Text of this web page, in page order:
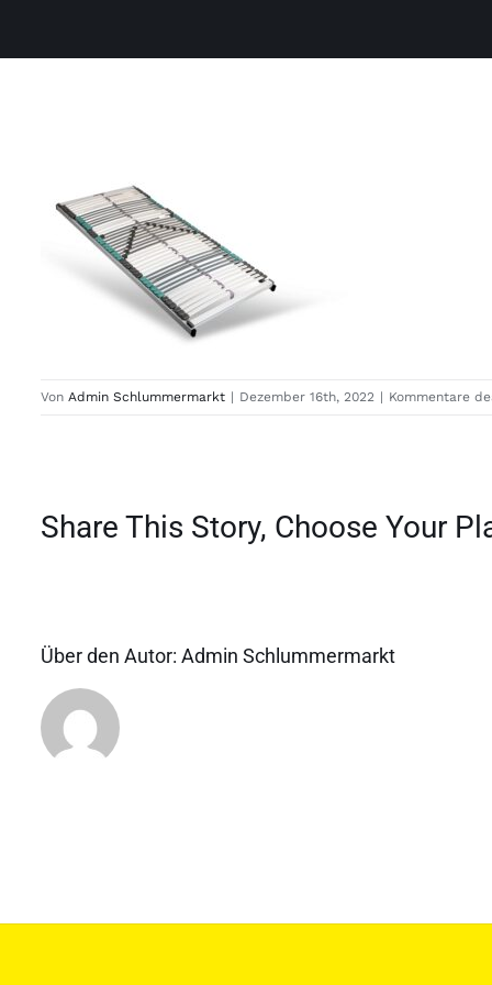
Von Admin Schlummermarkt | Dezember 16th, 2022 | Kommentare
Share This Story, Choose Your
Über den Autor: Admin Schlummermarkt